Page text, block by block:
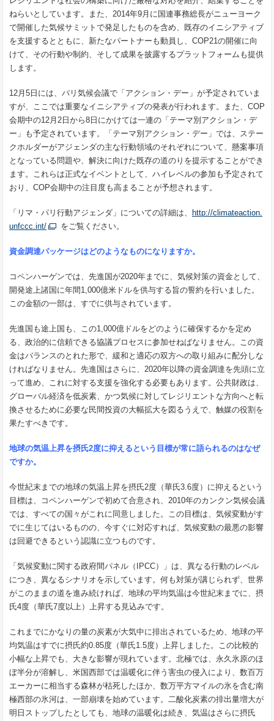
ねらいとしています。また、2014年9月に国連事務総長がニューヨーク
で開催した気候サミットで発足したものを含め、既存のイニシアティブ
を支援するとともに、新たなパートナーも動員し、COP21の開催に向
けて、その行動や制約、そして成果を披露するプラットフォームも提供
します。
12月5日には、パリ気候会議で「アクション・デー」が予定されていま
すが、ここでは重要なイニシアティブの発表が行われます。また、COP
会期中の12月2日から8日にかけては一連の「テーマ別アクション・デ
ー」も予定されています。「テーマ別アクション・デー」では、ステー
クホルダーがアジェンダの主な行動領域のそれぞれについて、懸案事項
となっている問題や、解決に向けた既存の道のりを提示することができ
ます。これらは正式なイベントとして、ハイレベルの参加も予定されて
おり、COP会期中の注目度も高まることが予想されます。
「リマ・パリ行動アジェンダ」についての詳細は、
http://climateaction.
unfccc.int/
をご覧ください。
資金調達パッケージはどのようなものになりますか。
コペンハーゲンでは、先進国が2020年までに、気候対策の資金として、
開発途上諸国に年間1,000億米ドルを供与する旨の誓約を行いました。
この金額の一部は、すでに供与されています。
先進国も途上国も、この1,000億ドルをどのように確保するかを定め
る、政治的に信頼できる協議プロセスに参加せねばなりません。この資
金はバランスのとれた形で、緩和と適応の双方への取り組みに配分しな
ければなりません。先進国はさらに、2020年以降の資金調達を先頭に立
って進め、これに対する支援を強化する必要もあります。公共財政は、
グローバル経済を低炭素、かつ気候に対してレジリエントな方向へと転
換させるために必要な民間投資の大幅拡大を図るうえで、触媒の役割を
果たすべきです。
地球の気温上昇を摂氏2度に抑えるという目標が常に語られるのはなぜ
ですか。
今世紀末までの地球の気温上昇を摂氏2度（華氏3.6度）に抑えるという
目標は、コペンハーゲンで初めて合意され、2010年のカンクン気候会議
では、すべての国々がこれに同意しました。この目標は、気候変動がす
でに生じてはいるものの、今すぐに対応すれば、気候変動の最悪の影響
は回避できるという認識に立つものです。
「気候変動に関する政府間パネル（IPCC）」は、異なる行動のレベル
につき、異なるシナリオを示しています。何も対策が講じられず、世界
がこのままの道を進み続ければ、地球の平均気温は今世紀末までに、摂
氏4度（華氏7度以上）上昇する見込みです。
これまでにかなりの量の炭素が大気中に排出されているため、地球の平
均気温はすでに摂氏約0.85度（華氏1.5度）上昇しました。この比較的
小幅な上昇でも、大きな影響が現れています。北極では、永久氷原のほ
ぼ半分が溶解し、米国西部では温暖化に伴う害虫の侵入により、数百万
エーカーに相当する森林が枯死したほか、数万平方マイルの氷を含む南
極西部の氷河は、一部崩壊を始めています。二酸化炭素の排出量増大が
明日ストップしたとしても、地球の温暖化は続き、気温はさらに摂氏